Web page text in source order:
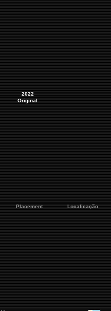
2022
Original
Placement Localicação